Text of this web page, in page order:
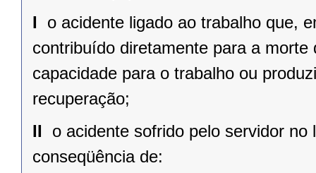
I 
o acidente ligado ao trabalho que,
contribuído diretamente para a
capacidade para o trabalho ou
recuperação;
II 
o acidente sofrido pelo servidor
conseqüência de: